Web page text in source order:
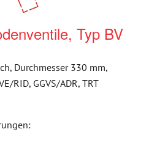
Typ BV
Durchmesser 330 mm,
RID, GGVS/ADR, TRT